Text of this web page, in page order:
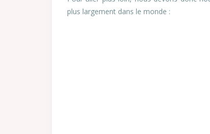
plus largement dans le monde :